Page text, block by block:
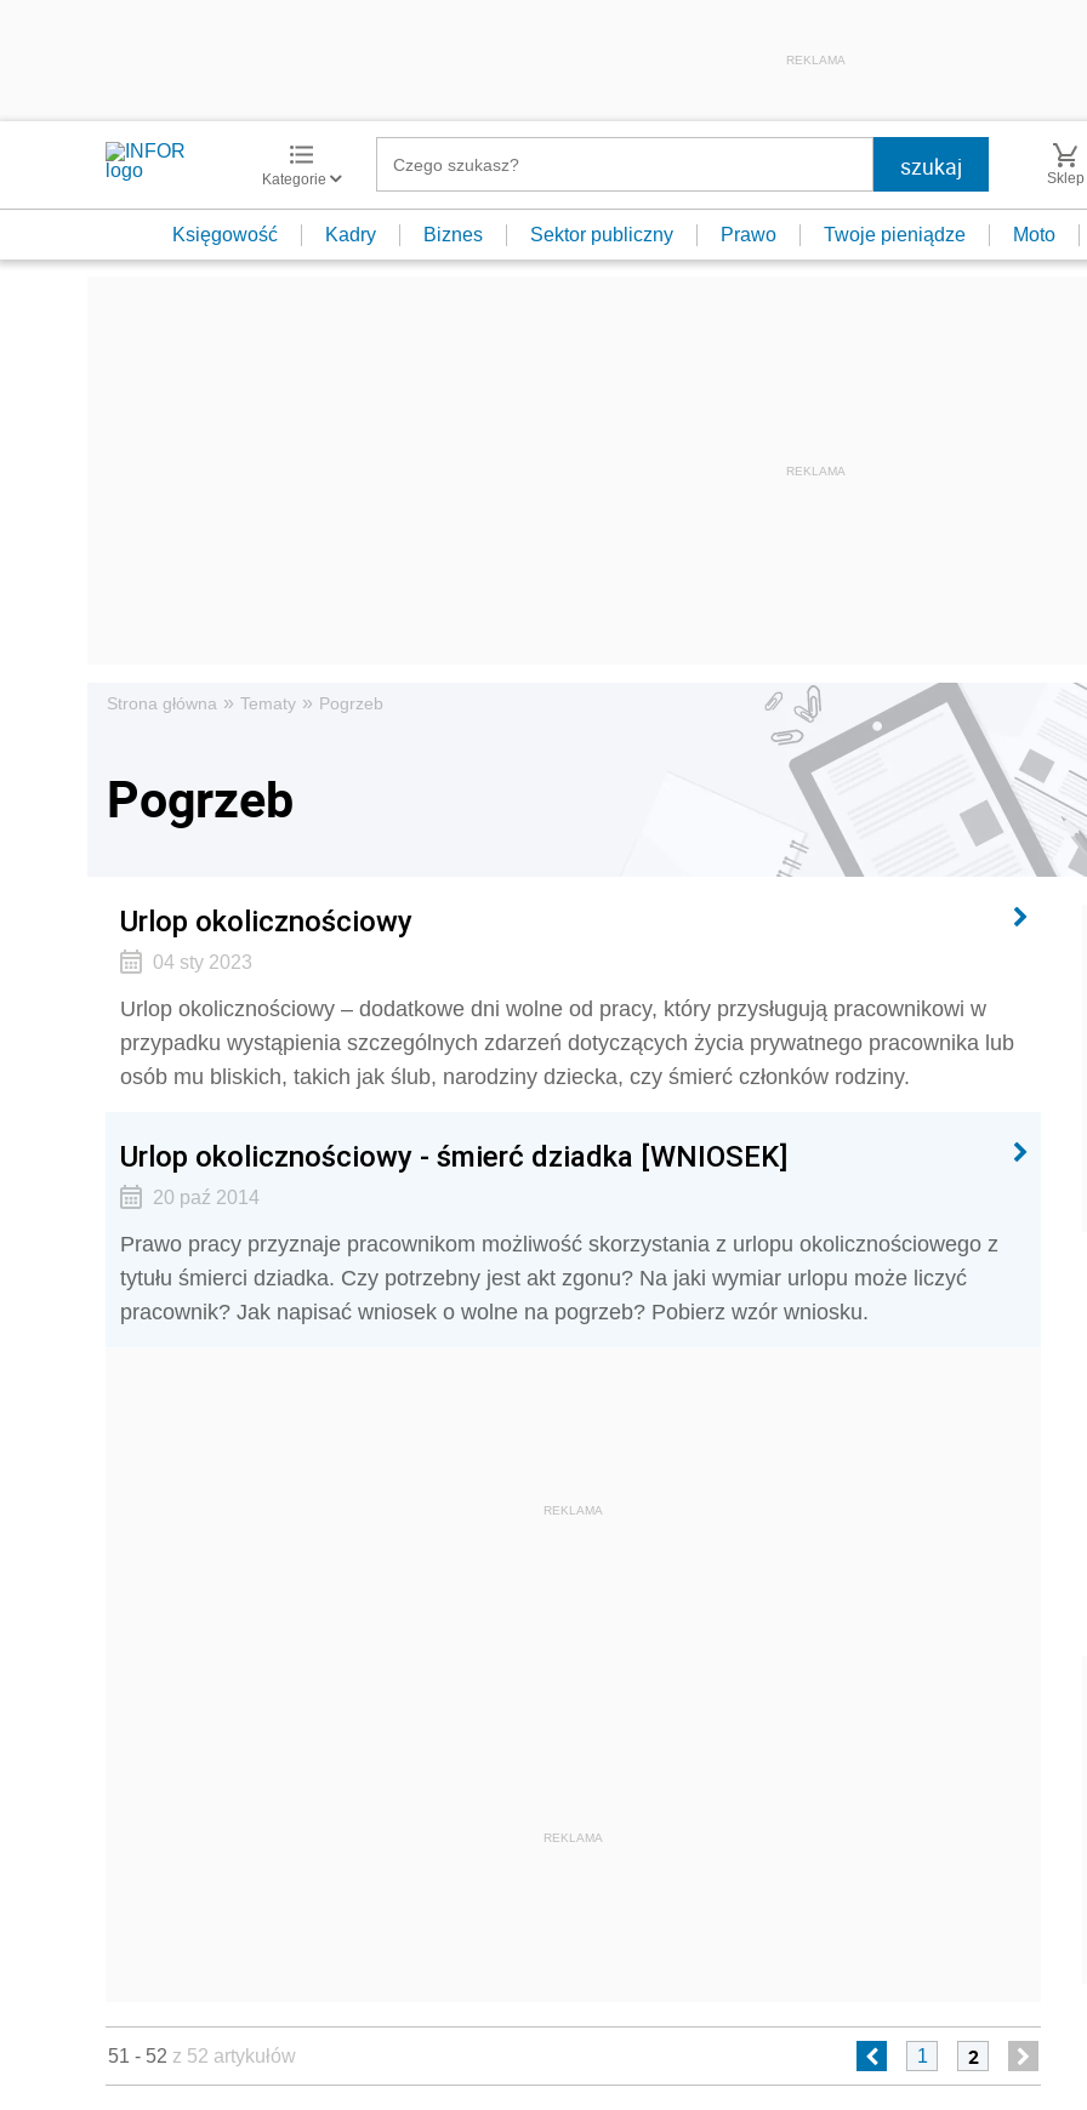
REKLAMA
Kategorie Sklep
Księgowość Kadry Biznes Sektor publiczny Prawo Twoje pieniądze Moto
Strona główna » Tematy » Pogrzeb
Pogrzeb
Urlop okolicznościowy
04 sty 2023
Urlop okolicznościowy – dodatkowe dni wolne od pracy, który przysługują pracownikowi w
przypadku wystąpienia szczególnych zdarzeń dotyczących życia prywatnego pracownika lub
osób mu bliskich, takich jak ślub, narodziny dziecka, czy śmierć członków rodziny.
Urlop okolicznościowy - śmierć dziadka [WNIOSEK]
20 paź 2014
Prawo pracy przyznaje pracownikom możliwość skorzystania z urlopu okolicznościowego z
tytułu śmierci dziadka. Czy potrzebny jest akt zgonu? Na jaki wymiar urlopu może liczyć
pracownik? Jak napisać wniosek o wolne na pogrzeb? Pobierz wzór wniosku.
REKLAMA
REKLAMA
51 - 52 z 52 artykułów 1 2